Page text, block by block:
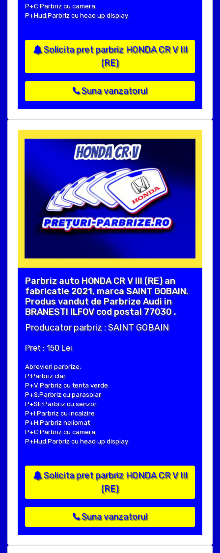
P+C:Parbriz cu camera
P+Hud:Parbriz cu head up display
Solicita pret parbriz HONDA CR V III
(RE)
Suna vanzatorul
Parbriz auto HONDA CR V III (RE) an
fabricatie 2021, marca SAINT GOBAIN.
Produs vandut de Parbrize Audi in
BRANESTI ILFOV cod postal 77030 .
Producator parbriz : SAINT GOBAIN
Pret : 150 Lei
Abrevieri parbrize:
P:Parbriz clar
P+V:Parbriz cu tenta verde
P+S:Parbriz cu parasolar
P+SE:Parbriz cu senzor
P+I:Parbriz cu incalzire
P+H:Parbriz heliomat
P+C:Parbriz cu camera
P+Hud:Parbriz cu head up display
Solicita pret parbriz HONDA CR V III
(RE)
Suna vanzatorul